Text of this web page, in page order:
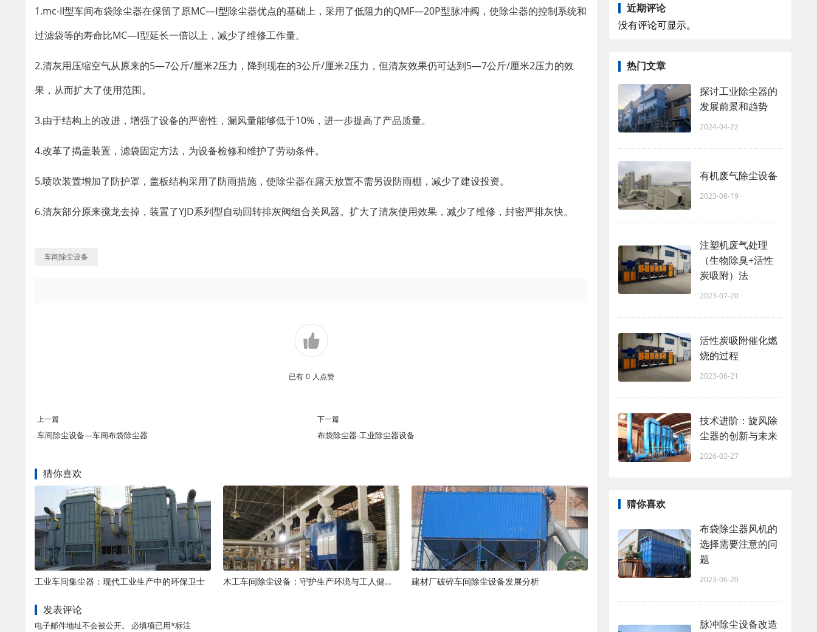
1.mc-II型车间布袋除尘器在保留了原MC—Ⅰ型除尘器优点的基础上，采用了低阻力的QMF—20P型脉冲阀，使除尘器的控制系统和
过滤袋等的寿命比MC—Ⅰ型延长一倍以上，减少了维修工作量。
2.清灰用压缩空气从原来的5—7公斤/厘米2压力，降到现在的3公斤/厘米2压力，但清灰效果仍可达到5—7公斤/厘米2压力的效
果，从而扩大了使用范围。
3.由于结构上的改进，增强了设备的严密性，漏风量能够低于10%，进一步提高了产品质量。
4.改革了揭盖装置，滤袋固定方法，为设备检修和维护了劳动条件。
5.喷吹装置增加了防护罩，盖板结构采用了防雨措施，使除尘器在露天放置不需另设防雨棚，减少了建设投资。
6.清灰部分原来搅龙去掉，装置了YJD系列型自动回转排灰阀组合关风器。扩大了清灰使用效果，减少了维修，封密严排灰快。
车间除尘设备
已有 0 人点赞
上一篇
车间除尘设备—车间布袋除尘器
下一篇
布袋除尘器-工业除尘器设备
猜你喜欢
工业车间集尘器：现代工业生产中的环保卫士 木工车间除尘设备：守护生产环境与工人健康的空气净化解决方案 建材厂破碎车间除尘设备发展分析
发表评论
电子邮件地址不会被公开。 必填项已用*标注
近期评论
没有评论可显示。
热门文章
探讨工业除尘器的
发展前景和趋势
2024-04-22
有机废气除尘设备
2023-06-19
注塑机废气处理
（生物除臭+活性
炭吸附）法
2023-07-20
活性炭吸附催化燃
烧的过程
2023-06-21
技术进阶：旋风除
尘器的创新与未来
2026-03-27
猜你喜欢
布袋除尘器风机的
选择需要注意的问
题
2023-06-20
脉冲除尘设备改造